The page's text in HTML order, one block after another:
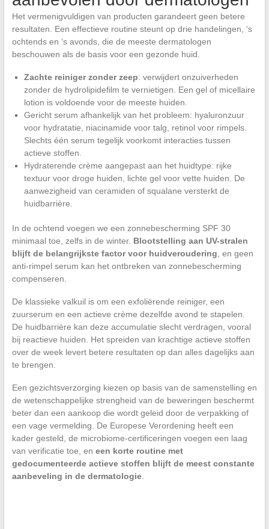
Het vermenigvuldigen van producten garandeert geen betere
resultaten. Een effectieve routine steunt op drie handelingen, ‘s
ochtends en ‘s avonds, die de meeste dermatologen
beschouwen als de basis voor een gezonde huid.
Zachte reiniger zonder zeep: verwijdert onzuiverheden
zonder de hydrolipidefilm te vernietigen. Een gel of micellaire
lotion is voldoende voor de meeste huiden.
Gericht serum afhankelijk van het probleem: hyaluronzuur
voor hydratatie, niacinamide voor talg, retinol voor rimpels.
Slechts één serum tegelijk voorkomt interacties tussen
actieve stoffen.
Hydraterende crème aangepast aan het huidtype: rijke
textuur voor droge huiden, lichte gel voor vette huiden. De
aanwezigheid van ceramiden of squalane versterkt de
huidbarrière.
In de ochtend voegen we een zonnebescherming SPF 30
minimaal toe, zelfs in de winter. Blootstelling aan UV-stralen
blijft de belangrijkste factor voor huidveroudering, en geen
anti-rimpel serum kan het ontbreken van zonnebescherming
compenseren.
De klassieke valkuil is om een exfoliërende reiniger, een
zuurserum en een actieve crème dezelfde avond te stapelen.
De huidbarrière kan deze accumulatie slecht verdragen, vooral
bij reactieve huiden. Het spreiden van krachtige actieve stoffen
over de week levert betere resultaten op dan alles dagelijks aan
te brengen.
Een gezichtsverzorging kiezen op basis van de samenstelling en
de wetenschappelijke strengheid van de beweringen beschermt
beter dan een aankoop die wordt geleid door de verpakking of
een vage vermelding. De Europese Verordening heeft een
kader gesteld, de microbiome-certificeringen voegen een laag
van verificatie toe, en een korte routine met
gedocumenteerde actieve stoffen blijft de meest constante
aanbeveling in de dermatologie.